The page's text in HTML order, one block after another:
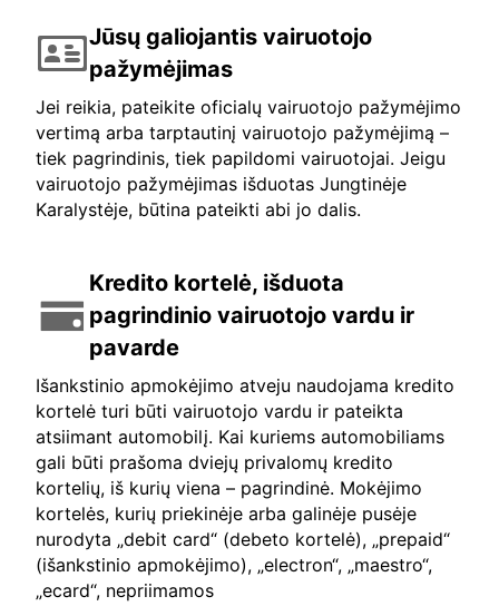
Jūsų galiojantis vairuotojo
pažymėjimas
Jei reikia, pateikite oficialų vairuotojo pažymėjimo
vertimą arba tarptautinį vairuotojo pažymėjimą –
tiek pagrindinis, tiek papildomi vairuotojai. Jeigu
vairuotojo pažymėjimas išduotas Jungtinėje
Karalystėje, būtina pateikti abi jo dalis.
Kredito kortelė, išduota
pagrindinio vairuotojo vardu ir
pavarde
Išankstinio apmokėjimo atveju naudojama kredito
kortelė turi būti vairuotojo vardu ir pateikta
atsiimant automobilį. Kai kuriems automobiliams
gali būti prašoma dviejų privalomų kredito
kortelių, iš kurių viena – pagrindinė. Mokėjimo
kortelės, kurių priekinėje arba galinėje pusėje
nurodyta „debit card“ (debeto kortelė), „prepaid“
(išankstinio apmokėjimo), „electron“, „maestro“,
„ecard“, nepriimamos